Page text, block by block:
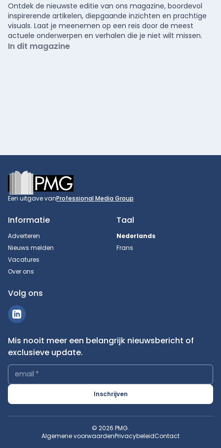
Ontdek de nieuwste editie van ons magazine, boordevol
inspirerende artikelen, diepgaande inzichten en prachtige
visuals. Laat je meenemen op een reis door de meest
actuele onderwerpen en verhalen die je niet wilt missen.
In dit magazine
Footer
Een uitgave vanProfessional Media Group
Informatie
Adverteren
Nieuws melden
Vacatures
Over ons
Taal
Nederlands
Frans
Volg ons
Mis nooit meer een belangrijk nieuwsbericht of
exclusieve update.
email *
Inschrijven
© 2026 PMG.
Algemene voorwaardenPrivacybeleidContact